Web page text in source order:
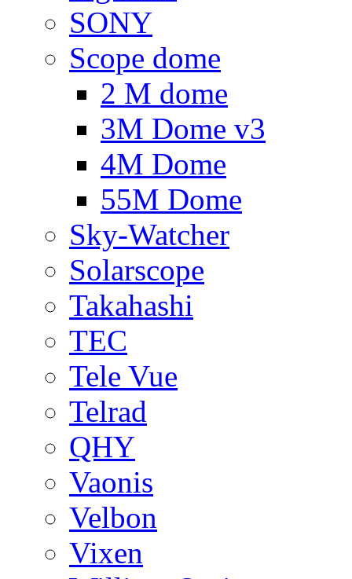
SONY
Scope dome
2 M dome
3M Dome v3
4M Dome
55M Dome
Sky-Watcher
Solarscope
Takahashi
TEC
Tele Vue
Telrad
QHY
Vaonis
Velbon
Vixen